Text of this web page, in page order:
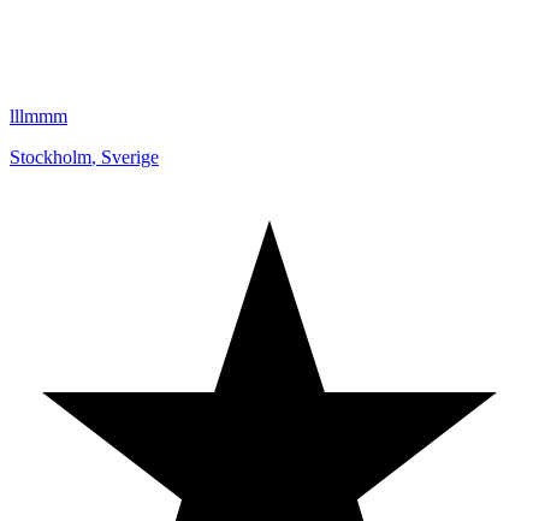
lllmmm
Stockholm, Sverige